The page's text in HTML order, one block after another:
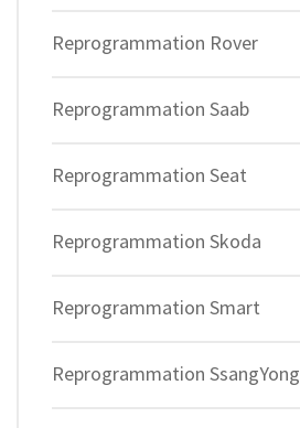
Reprogrammation Rover
Reprogrammation Saab
Reprogrammation Seat
Reprogrammation Skoda
Reprogrammation Smart
Reprogrammation SsangYong